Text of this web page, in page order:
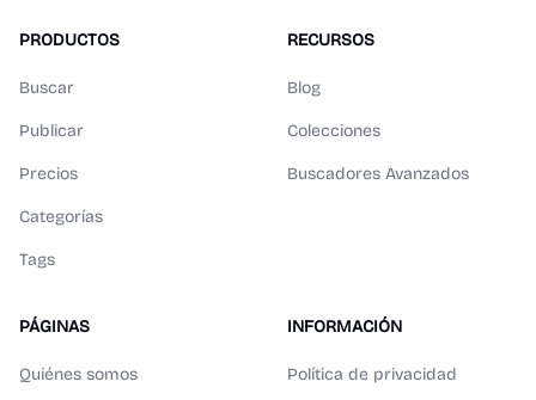
PRODUCTOS
Buscar
Publicar
Precios
Categorías
Tags
RECURSOS
Blog
Colecciones
Buscadores Avanzados
PÁGINAS
Quiénes somos
INFORMACIÓN
Política de privacidad